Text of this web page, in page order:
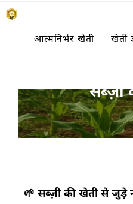
SUBSISTENCE FARMING
किसानों के साथ, किसानों के लिए
आत्मनिर्भर खेती खेती
सब्ज़ी
🌱 सब्ज़ी की खेती से जुड़े